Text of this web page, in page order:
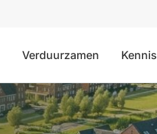
Verduurzamen Kennis